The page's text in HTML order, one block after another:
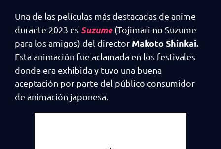
Una de las películas más destacadas de anime
durante 2023 es Suzume(Tojimari no Suzume
para los amigos) del director Makoto Shinkai.
Esta animación fue aclamada en los festivales
donde era exhibida y tuvo una buena
aceptación por parte del público consumidor
de animación japonesa.